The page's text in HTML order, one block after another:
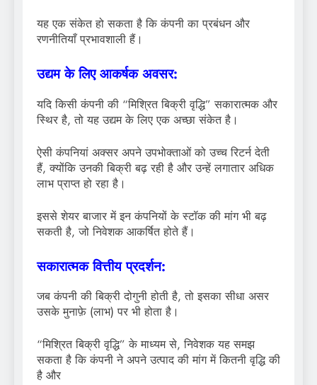
यह एक संकेत हो सकता है कि कंपनी का प्रबंधन और
रणनीतियाँ प्रभावशाली हैं।
उद्यम के लिए आकर्षक अवसर:
यदि किसी कंपनी की “मिश्रित बिक्री वृद्धि” सकारात्मक और
स्थिर है, तो यह उद्यम के लिए एक अच्छा संकेत है।
ऐसी कंपनियां अक्सर अपने उपभोक्ताओं को उच्च रिटर्न देती
हैं, क्योंकि उनकी बिक्री बढ़ रही है और उन्हें लगातार अधिक
लाभ प्राप्त हो रहा है।
इससे शेयर बाजार में इन कंपनियों के स्टॉक की मांग भी बढ़
सकती है, जो निवेशक आकर्षित होते हैं।
सकारात्मक वित्तीय प्रदर्शन:
जब कंपनी की बिक्री दोगुनी होती है, तो इसका सीधा असर
उसके मुनाफ़े (लाभ) पर भी होता है।
“मिश्रित बिक्री वृद्धि” के माध्यम से, निवेशक यह समझ
सकता है कि कंपनी ने अपने उत्पाद की मांग में कितनी वृद्धि की
है और